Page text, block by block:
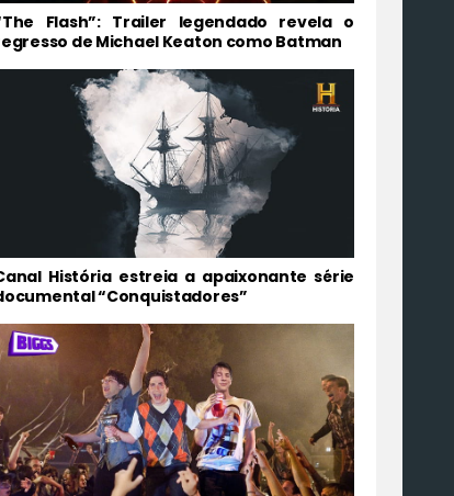
Flash”: Trailer legendado revela o
de Michael Keaton como Batman
História estreia a apaixonante série
“Conquistadores”